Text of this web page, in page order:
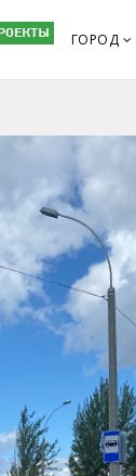
ГОРОД